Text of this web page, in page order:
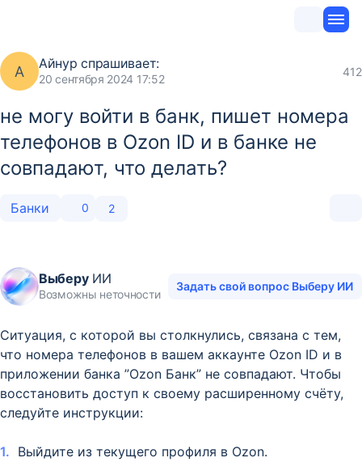
А Айнур спрашивает:
20 сентября 2024 17:52
412
не могу войти в банк, пишет номера
телефонов в Ozon ID и в банке не
совпадают, что делать?
Банки 0 2
ВыберуИИ
Возможны неточности
Задать свой вопрос Выберу ИИ
Ситуация, с которой вы столкнулись, связана с тем,
что номера телефонов в вашем аккаунте Ozon ID и в
приложении банка ”Ozon Банк” не совпадают. Чтобы
восстановить доступ к своему расширенному счёту,
следуйте инструкции:
Выйдите из текущего профиля в Ozon.